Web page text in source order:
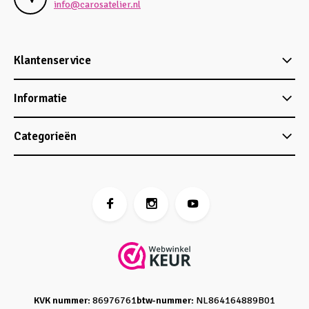
info@carosatelier.nl
Klantenservice
Informatie
Categorieën
KVK nummer: 86976761btw-nummer: NL864164889B01